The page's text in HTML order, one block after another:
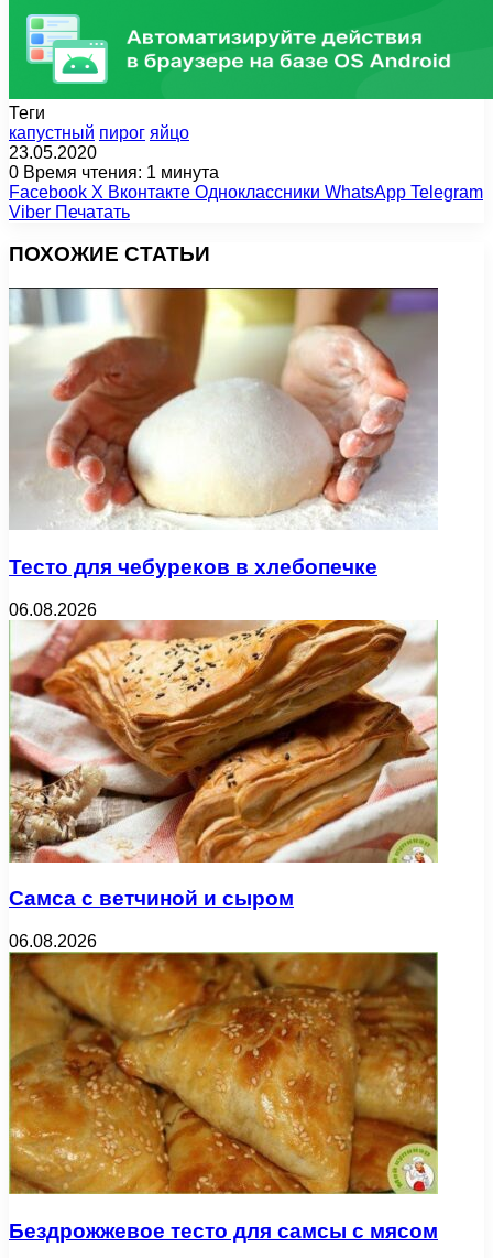
Теги
капустный пирог яйцо
23.05.2020
0 Время чтения: 1 минута
Facebook X Вконтакте Одноклассники WhatsApp Telegram
Viber Печатать
ПОХОЖИЕ СТАТЬИ
Тесто для чебуреков в хлебопечке
06.08.2026
Самса с ветчиной и сыром
06.08.2026
Бездрожжевое тесто для самсы с мясом